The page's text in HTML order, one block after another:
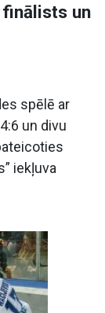
un
spēlē ar
un divu
iekļuva